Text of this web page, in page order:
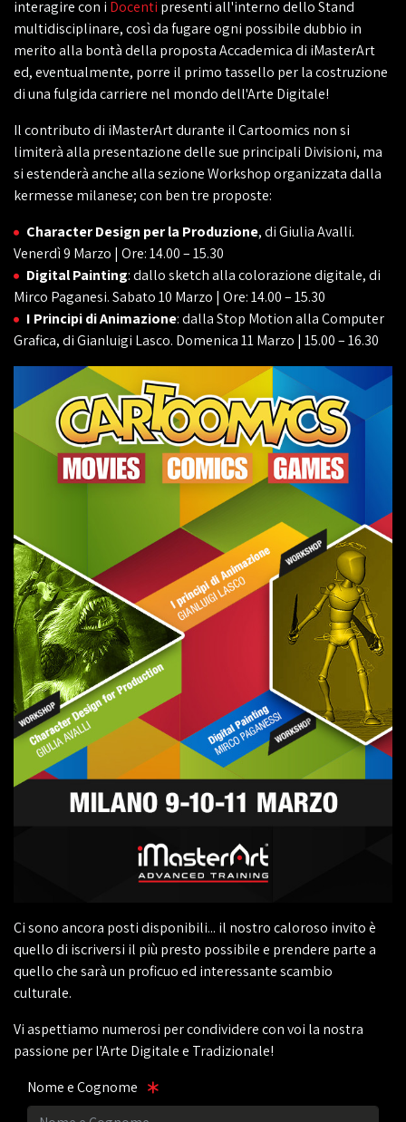
interagire con i Docenti presenti all'interno dello Stand
multidisciplinare, così da fugare ogni possibile dubbio in
merito alla bontà della proposta Accademica di iMasterArt
ed, eventualmente, porre il primo tassello per la costruzione
di una fulgida carriere nel mondo dell'Arte Digitale!
Il contributo di iMasterArt durante il Cartoomics non si
limiterà alla presentazione delle sue principali Divisioni, ma
si estenderà anche alla sezione Workshop organizzata dalla
kermesse milanese; con ben tre proposte:
Character Design per la Produzione, di Giulia Avalli.
Venerdì 9 Marzo | Ore: 14.00 – 15.30
Digital Painting: dallo sketch alla colorazione digitale, di
Mirco Paganesi. Sabato 10 Marzo | Ore: 14.00 – 15.30
I Principi di Animazione: dalla Stop Motion alla Computer
Grafica, di Gianluigi Lasco. Domenica 11 Marzo | 15.00 – 16.30
Ci sono ancora posti disponibili... il nostro caloroso invito è
quello di iscriversi il più presto possibile e prendere parte a
quello che sarà un proficuo ed interessante scambio
culturale.
Vi aspettiamo numerosi per condividere con voi la nostra
passione per l'Arte Digitale e Tradizionale!
Nome e Cognome